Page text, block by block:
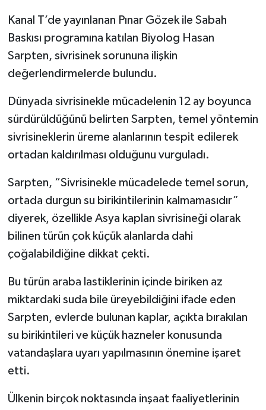
Kanal T’de yayınlanan Pınar Gözek ile Sabah
Baskısı programına katılan Biyolog Hasan
Sarpten, sivrisinek sorununa ilişkin
değerlendirmelerde bulundu.
Dünyada sivrisinekle mücadelenin 12 ay boyunca
sürdürüldüğünü belirten Sarpten, temel yöntemin
sivrisineklerin üreme alanlarının tespit edilerek
ortadan kaldırılması olduğunu vurguladı.
Sarpten, “Sivrisinekle mücadelede temel sorun,
ortada durgun su birikintilerinin kalmamasıdır”
diyerek, özellikle Asya kaplan sivrisineği olarak
bilinen türün çok küçük alanlarda dahi
çoğalabildiğine dikkat çekti.
Bu türün araba lastiklerinin içinde biriken az
miktardaki suda bile üreyebildiğini ifade eden
Sarpten, evlerde bulunan kaplar, açıkta bırakılan
su birikintileri ve küçük hazneler konusunda
vatandaşlara uyarı yapılmasının önemine işaret
etti.
Ülkenin birçok noktasında inşaat faaliyetlerinin